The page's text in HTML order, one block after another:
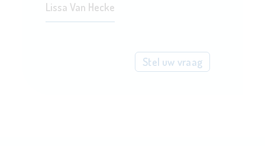
Lissa Van Hecke
Stel uw vraag